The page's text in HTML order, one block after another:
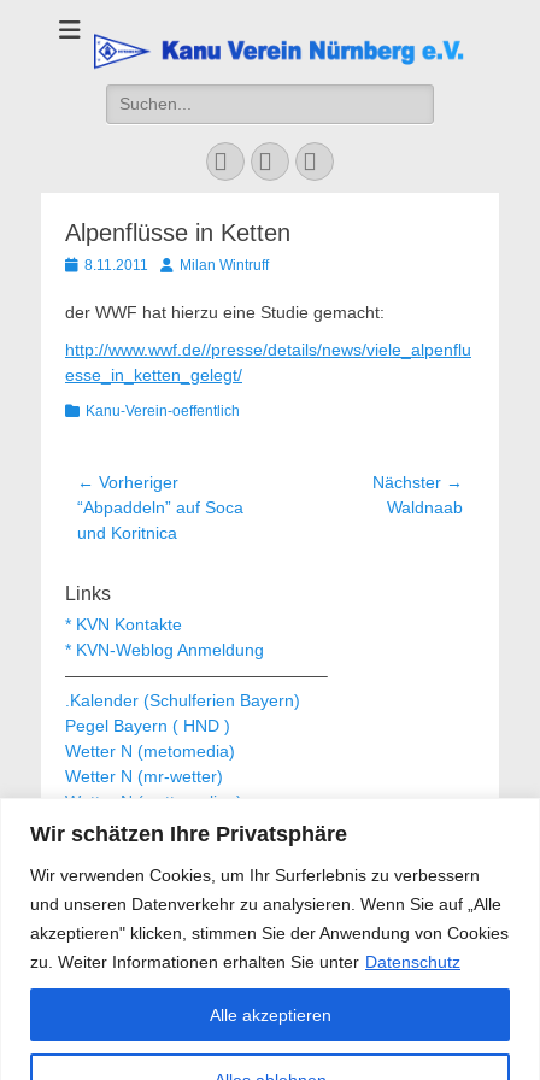
Wir schätzen Ihre Privatsphäre
Wir verwenden Cookies, um Ihr Surferlebnis zu verbessern
und unseren Datenverkehr zu analysieren. Wenn Sie auf „Alle
akzeptieren" klicken, stimmen Sie der Anwendung von Cookies
zu. Weiter Informationen erhalten Sie unter Datenschutz
Alle akzeptieren
Kanu Verein
Nuernberg
Suchen
nach:
Facebook
YouTubeInstagram
Alpenflüsse in Ketten
Veröffentlicht
8.11.2011 AutorMilan Wintruff
der WWF hat hierzu eine Studie gemacht:
http://www.wwf.de//presse/details/news/viele_alpenflu
esse_in_ketten_gelegt/
Kategorien
Kanu-Verein-oeffentlich
Beitragsnavigation
← Vorheriger
Vorheriger
Beitrag:
“Abpaddeln” auf Soca
und Koritnica
Nächster →
Waldnaab
Links
* KVN Kontakte
* KVN-Weblog Anmeldung
———————————————–
.Kalender (Schulferien Bayern)
Pegel Bayern ( HND )
Wetter N (metomedia)
Wetter N (mr-wetter)
Wetter N (wetteronline)
KVN Newsletter
Your email: